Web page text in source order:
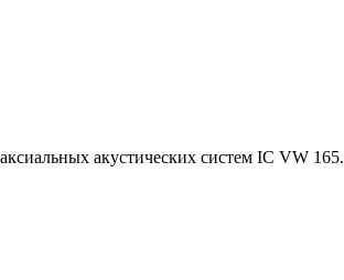
акустических систем IC VW 165.